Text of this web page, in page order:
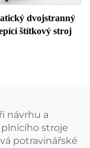
dvojstranný
štítkový stroj
návrhu a
stroje
potravinářské